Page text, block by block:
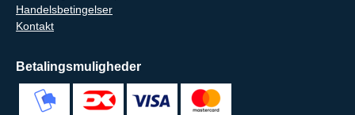
Handelsbetingelser
Kontakt
Betalingsmuligheder